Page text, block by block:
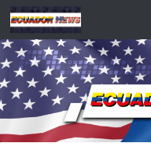
Saltar al contenido